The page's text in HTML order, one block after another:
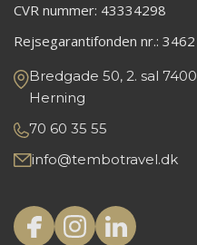
CVR nummer: 43334298
Rejsegarantifonden nr.: 3462
Bredgade 50, 2. sal 7400
Herning
70 60 35 55
info@tembotravel.dk